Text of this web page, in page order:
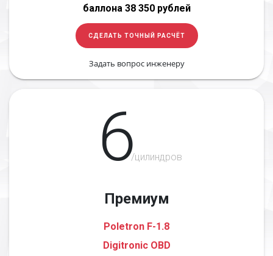
баллона 38 350 рублей
СДЕЛАТЬ ТОЧНЫЙ РАСЧЁТ
Задать вопрос инженеру
6/цилиндров
Премиум
Poletron F-1.8
Digitronic OBD